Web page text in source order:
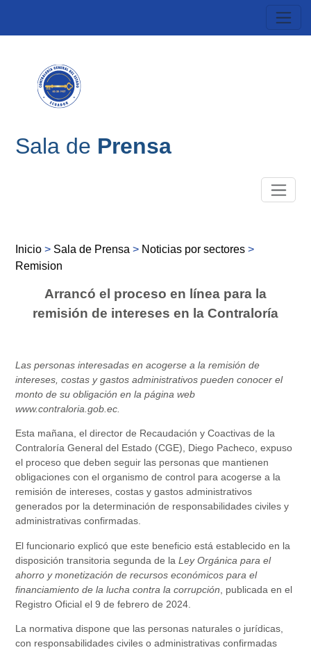
Sala de Prensa
Inicio> Sala de Prensa > Noticias por sectores>
Remision
Arrancó el proceso en línea para la
remisión de intereses en la Contraloría
Las personas interesadas en acogerse a la remisión de
intereses, costas y gastos administrativos pueden conocer el
monto de su obligación en la página web
www.contraloria.gob.ec.
Esta mañana, el director de Recaudación y Coactivas de la
Contraloría General del Estado (CGE), Diego Pacheco, expuso
el proceso que deben seguir las personas que mantienen
obligaciones con el organismo de control para acogerse a la
remisión de intereses, costas y gastos administrativos
generados por la determinación de responsabilidades civiles y
administrativas confirmadas.
El funcionario explicó que este beneficio está establecido en la
disposición transitoria segunda de la Ley Orgánica para el
ahorro y monetización de recursos económicos para el
financiamiento de la lucha contra la corrupción , publicada en el
Registro Oficial el 9 de febrero de 2024.
La normativa dispone que las personas naturales o jurídicas,
con responsabilidades civiles o administrativas confirmadas